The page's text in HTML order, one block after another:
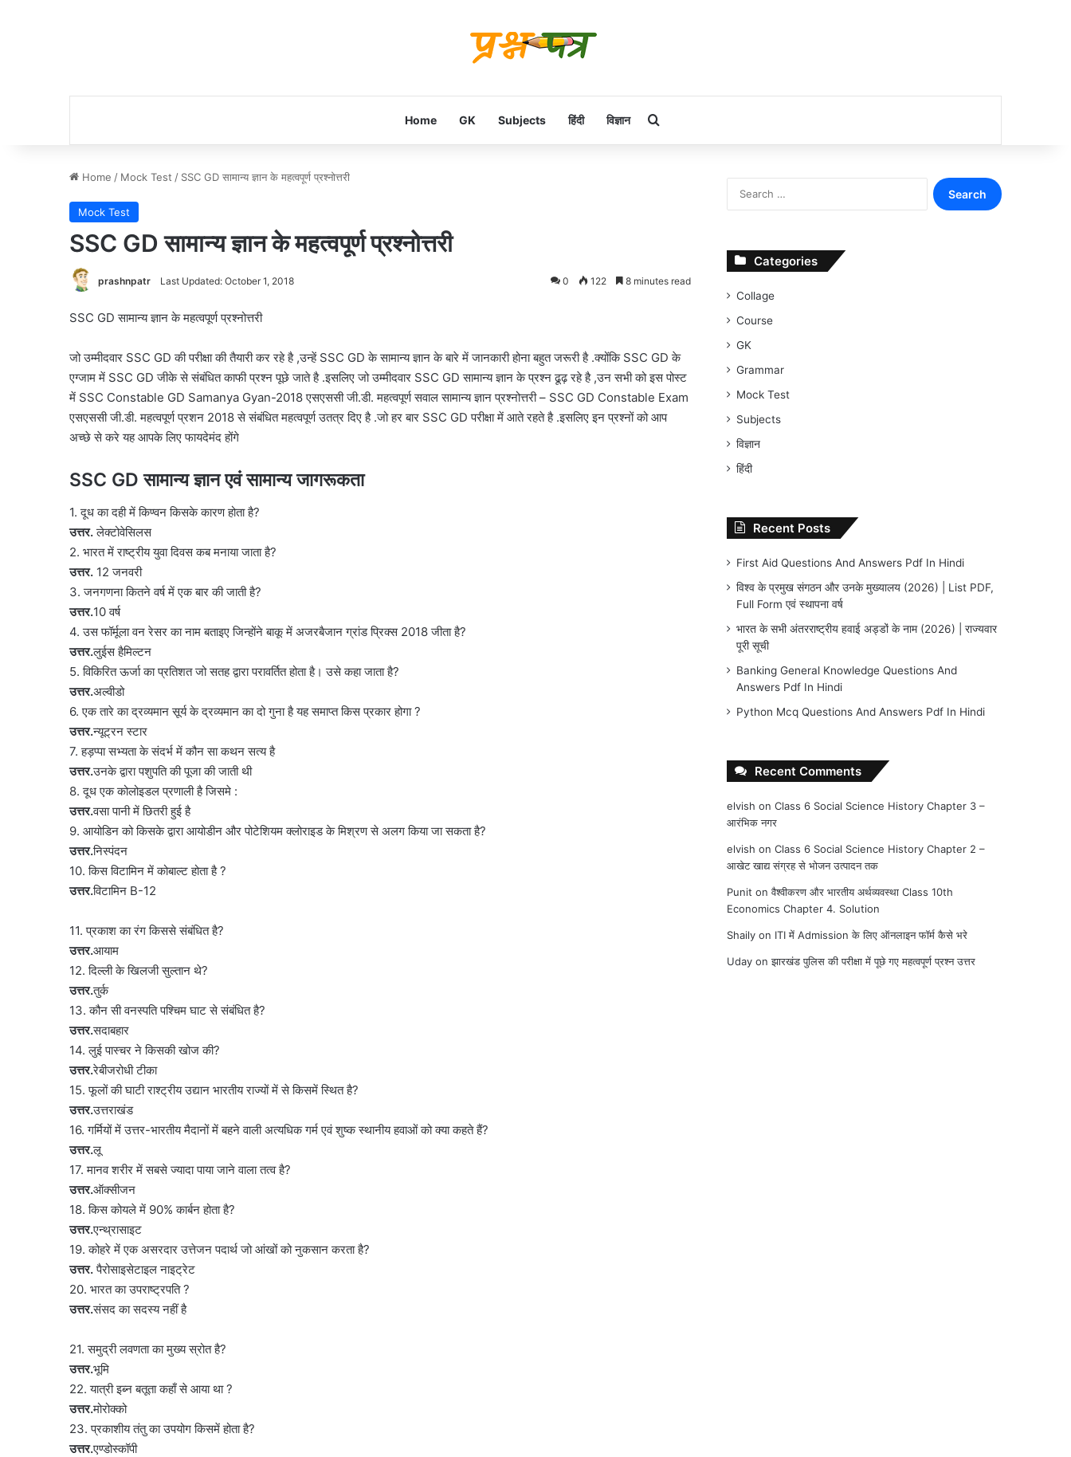
Home GK Subjects हिंदी विज्ञान Search for
Home / Mock Test / SSC GD सामान्य ज्ञान के महत्वपूर्ण प्रश्नोत्तरी
Mock Test
SSC GD सामान्य ज्ञान के महत्वपूर्ण प्रश्नोत्तरी
prashnpatr Last Updated: October 1, 2018 0 122 8 minutes read
SSC GD सामान्य ज्ञान के महत्वपूर्ण प्रश्नोत्तरी
जो उम्मीदवार SSC GD की परीक्षा की तैयारी कर रहे है ,उन्हें SSC GD के सामान्य ज्ञान के बारे में जानकारी होना बहुत जरूरी है .क्योंकि SSC GD के
एग्जाम में SSC GD जीके से संबंधित काफी प्रश्न पूछे जाते है .इसलिए जो उम्मीदवार SSC GD सामान्य ज्ञान के प्रश्न ढूढ़ रहे है ,उन सभी को इस पोस्ट
में SSC Constable GD Samanya Gyan-2018 एसएससी जी.डी. महत्वपूर्ण सवाल सामान्य ज्ञान प्रश्नोत्तरी – SSC GD Constable Exam
एसएससी जी.डी. महत्वपूर्ण प्रशन 2018 से संबंधित महत्वपूर्ण उतत्र दिए है .जो हर बार SSC GD परीक्षा में आते रहते है .इसलिए इन प्रश्नों को आप
अच्छे से करे यह आपके लिए फायदेमंद होंगे
SSC GD सामान्य ज्ञान एवं सामान्य जागरूकता
1. दूध का दही में किण्वन किसके कारण होता है?
उत्तर.लेक्टोवेसिलस
2. भारत में राष्ट्रीय युवा दिवस कब मनाया जाता है?
उत्तर. 12 जनवरी
3. जनगणना कितने वर्ष में एक बार की जाती है?
उत्तर.10 वर्ष
4. उस फॉर्मूला वन रेसर का नाम बताइए जिन्होंने बाकू में अजरबैजान ग्रांड प्रिक्स 2018 जीता है?
उत्तर.लुईस हैमिल्टन
5. विकिरित ऊर्जा का प्रतिशत जो सतह द्वारा परावर्तित होता है। उसे कहा जाता है?
उत्तर.अल्वीडो
6. एक तारे का द्रव्यमान सूर्य के द्रव्यमान का दो गुना है यह समाप्त किस प्रकार होगा ?
उत्तर.न्यूट्रन स्टार
7. हड़प्पा सभ्यता के संदर्भ में कौन सा कथन सत्य है
उत्तर.उनके द्वारा पशुपति की पूजा की जाती थी
8. दूध एक कोलोइडल प्रणाली है जिसमे :
उत्तर.वसा पानी में छितरी हुई है
9. आयोडिन को किसके द्वारा आयोडीन और पोटेशियम क्लोराइड के मिश्रण से अलग किया जा सकता है?
उत्तर.निस्पंदन
10. किस विटामिन में कोबाल्ट होता है ?
उत्तर.विटामिन B-12
11. प्रकाश का रंग किससे संबंधित है?
उत्तर.आयाम
12. दिल्ली के खिलजी सुल्तान थे?
उत्तर.तुर्क
13. कौन सी वनस्पति पश्चिम घाट से संबंधित है?
उत्तर.सदाबहार
14. लुई पास्चर ने किसकी खोज की?
उत्तर.रेबीजरोधी टीका
15. फूलों की घाटी राश्ट्रीय उद्यान भारतीय राज्यों में से किसमें स्थित है?
उत्तर.उत्तराखंड
16. गर्मियों में उत्तर-भारतीय मैदानों में बहने वाली अत्यधिक गर्म एवं शुष्क स्थानीय हवाओं को क्या कहते हैं?
उत्तर.लू
17. मानव शरीर में सबसे ज्यादा पाया जाने वाला तत्व है?
उत्तर.ऑक्सीजन
18. किस कोयले में 90% कार्बन होता है?
उत्तर.एन्थ्रासाइट
19. कोहरे में एक असरदार उत्तेजन पदार्थ जो आंखों को नुकसान करता है?
उत्तर.पैरोसाइसेटाइल नाइट्रेट
20. भारत का उपराष्ट्रपति ?
उत्तर.संसद का सदस्य नहीं है
21. समुद्री लवणता का मुख्य स्रोत है?
उत्तर.भूमि
22. यात्री इब्न बतूता कहाँ से आया था ?
उत्तर.मोरोक्को
23. प्रकाशीय तंतु का उपयोग किसमें होता है?
उत्तर.एण्डोस्कॉपी
Search
for:
Categories
Collage
Course
GK
Grammar
Mock Test
Subjects
विज्ञान
हिंदी
Recent Posts
First Aid Questions And Answers Pdf In Hindi
विश्व के प्रमुख संगठन और उनके मुख्यालय (2026) | List PDF,
Full Form एवं स्थापना वर्ष
भारत के सभी अंतरराष्ट्रीय हवाई अड्डों के नाम (2026) | राज्यवार
पूरी सूची
Banking General Knowledge Questions And
Answers Pdf In Hindi
Python Mcq Questions And Answers Pdf In Hindi
Recent Comments
elvish onClass 6 Social Science History Chapter 3 –
आरंभिक नगर
elvish onClass 6 Social Science History Chapter 2 –
आखेट खाद्य संग्रह से भोजन उत्पादन तक
Punit onवैश्वीकरण और भारतीय अर्थव्यवस्था Class 10th
Economics Chapter 4. Solution
Shaily on ITI में Admission के लिए ऑनलाइन फॉर्म कैसे भरे
Uday onझारखंड पुलिस की परीक्षा में पूछे गए महत्वपूर्ण प्रश्न उत्तर